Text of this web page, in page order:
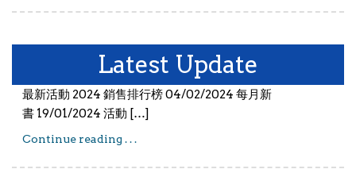
Latest Update
最新活動 2024 銷售排行榜 04/02/2024 每月新
書 19/01/2024 活動 […]
Continue reading . . .Latest Update